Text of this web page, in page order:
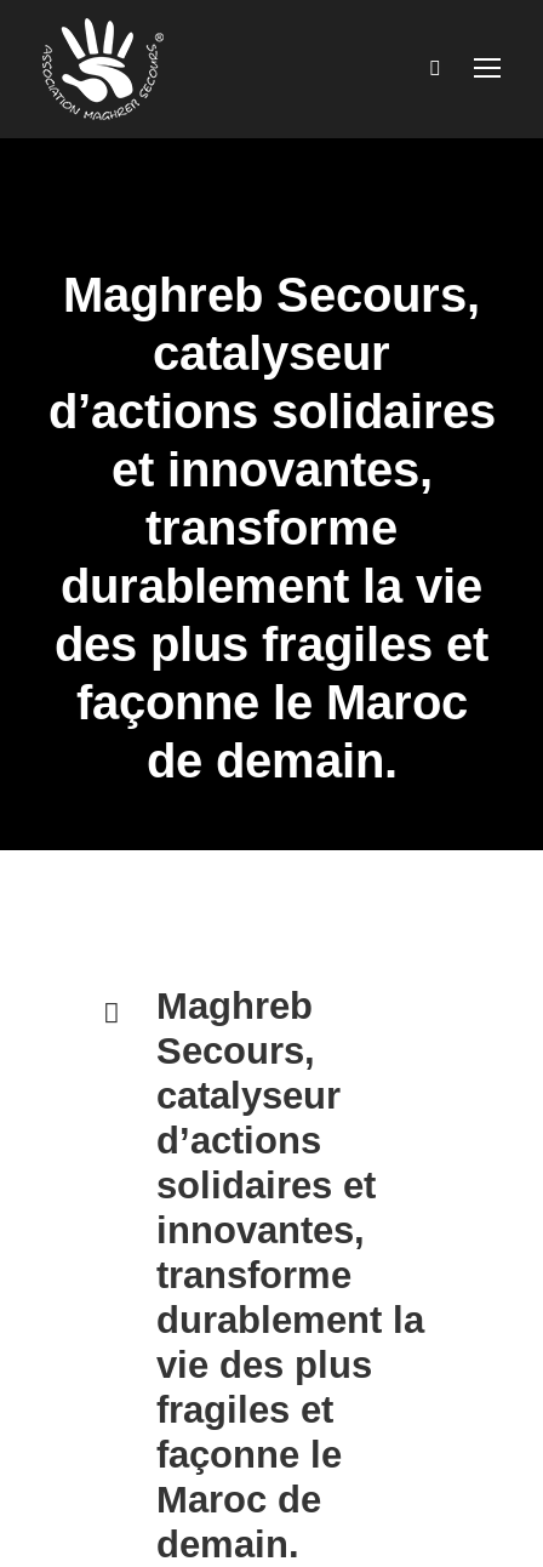
Maghreb Secours,
catalyseur
d’actions solidaires
et innovantes,
transforme
durablement la vie
des plus fragiles et
façonne le Maroc
de demain.
Maghreb
Secours,
catalyseur
d’actions
solidaires et
innovantes,
transforme
durablement la
vie des plus
fragiles et
façonne le
Maroc de
demain.